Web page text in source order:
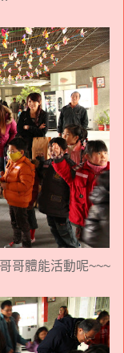
哥體能活動呢~~~